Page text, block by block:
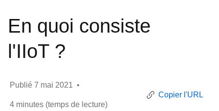
En quoi consiste
l'IIoT ?
Publié 7 mai 2021 •
4 minutes (temps de lecture)
Copier l'URL